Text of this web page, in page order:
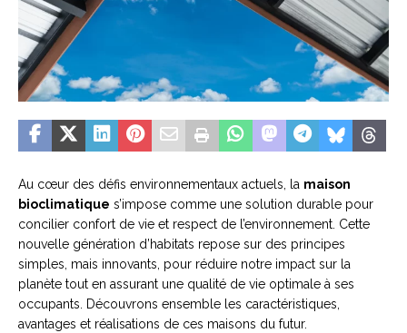
Au cœur des défis environnementaux actuels, la maison
bioclimatique s’impose comme une solution durable pour
concilier confort de vie et respect de l’environnement. Cette
nouvelle génération d’habitats repose sur des principes
simples, mais innovants, pour réduire notre impact sur la
planète tout en assurant une qualité de vie optimale à ses
occupants. Découvrons ensemble les caractéristiques,
avantages et réalisations de ces maisons du futur.